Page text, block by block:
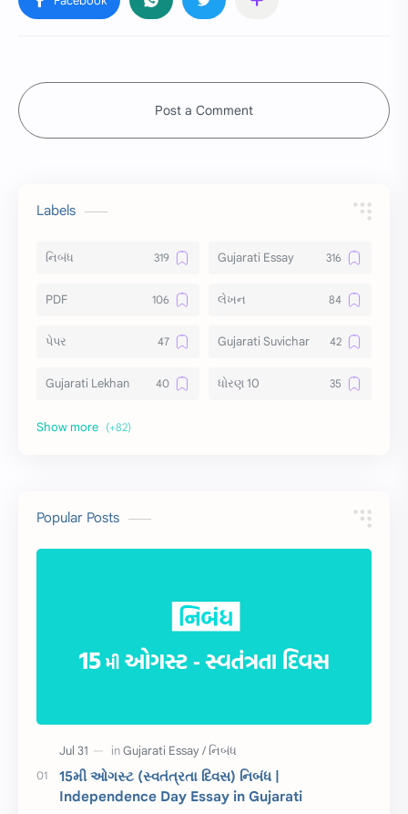
Post a Comment
Labels
નિબંધ Gujarati Essay
PDF લેખન
પેપર Gujarati Suvichar
Gujarati Lekhan ધોરણ 10
અર્થ વિસ્તાર
10 વાક્યો
સુવિચાર Gujarati Vyakaran
શુભેચ્છા સંદેશ
ચાલીસા 15મી ઓગસ્ટ
Popular Posts
15મી ઓગસ્ટ (સ્વતંત્રતા દિવસ) નિબંધ |
Independence Day Essay in Gujarati